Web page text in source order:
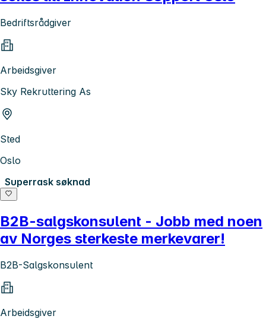
Bedriftsrådgiver
Arbeidsgiver
Sky Rekruttering As
Sted
Oslo
Superrask søknad
B2B-salgskonsulent - Jobb med noen
av Norges sterkeste merkevarer!
B2B-Salgskonsulent
Arbeidsgiver